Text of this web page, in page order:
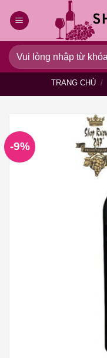
qua
dung
Tìm
kiếm:
TRANG CHỦ /
-9%